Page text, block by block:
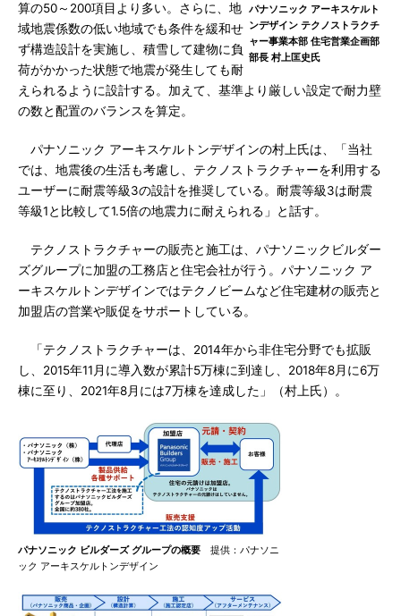
パナソニック アーキスケルト
ンデザイン テクノストラクチ
ャー事業本部 住宅営業企画部
部長 村上匡史氏
算の50～200項目より多い。さらに、地
域地震係数の低い地域でも条件を緩和せ
ず構造設計を実施し、積雪して建物に負
荷がかかった状態で地震が発生しても耐
えられるように設計する。加えて、基準より厳しい設定で耐力壁
の数と配置のバランスを算定。
パナソニック アーキスケルトンデザインの村上氏は、「当社
では、地震後の生活も考慮し、テクノストラクチャーを利用する
ユーザーに耐震等級3の設計を推奨している。耐震等級3は耐震
等級1と比較して1.5倍の地震力に耐えられる」と話す。
テクノストラクチャーの販売と施工は、パナソニックビルダー
ズグループに加盟の工務店と住宅会社が行う。パナソニック ア
ーキスケルトンデザインではテクノビームなど住宅建材の販売と
加盟店の営業や販促をサポートしている。
「テクノストラクチャーは、2014年から非住宅分野でも拡販
し、2015年11月に導入数が累計5万棟に到達し、2018年8月に6万
棟に至り、2021年8月には7万棟を達成した」（村上氏）。
パナソニック ビルダーズ グループの概要 提供：パナソニ
ック アーキスケルトンデザイン